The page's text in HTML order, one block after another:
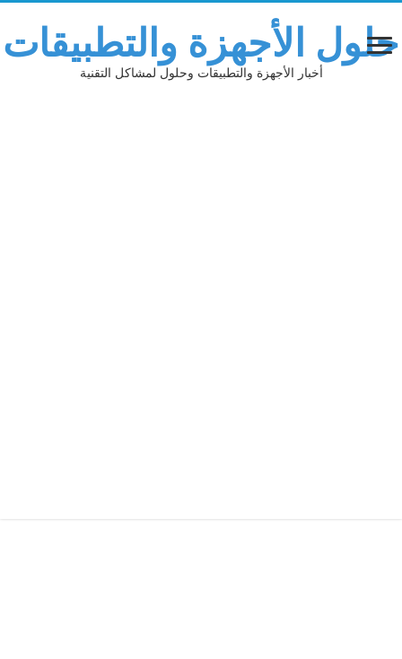
الأجهزة والتطبيقات
أخبار الأجهزة والتطبيقات وحلول لمشاكل التقنية